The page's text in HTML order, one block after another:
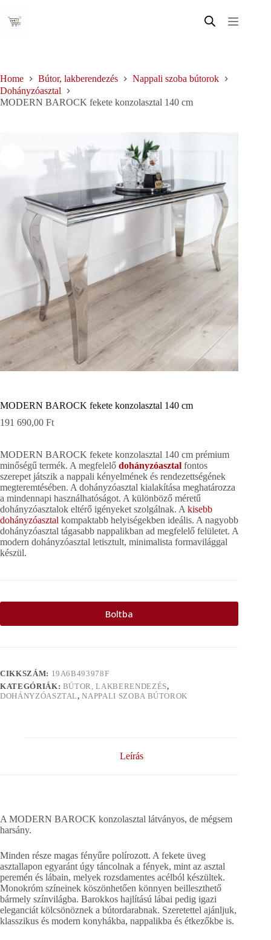
content
Home Bútor, lakberendezés
Nappali szoba bútorok
Dohányzóasztal
MODERN BAROCK fekete konzolasztal 140 cm
MODERN BAROCK fekete konzolasztal 140 cm
191 690,00 Ft
MODERN BAROCK fekete konzolasztal 140 cm prémium
minőségű termék. A megfelelő dohányzóasztal fontos
szerepet játszik a nappali kényelmének és rendezettségének
megteremtésében. A dohányzóasztal kialakítása meghatározza
a mindennapi használhatóságot. A különböző méretű
dohányzóasztalok eltérő igényeket szolgálnak. A kisebb
dohányzóasztal kompaktabb helyiségekben ideális. A nagyobb
dohányzóasztal tágasabb nappalikban ad megfelelő felületet. A
modern dohányzóasztal letisztult, minimalista formavilággal
készül.
Boltba
CIKKSZÁM: 19A6B493978F
KATEGÓRIÁK: BÚTOR, LAKBERENDEZÉS,
DOHÁNYZÓASZTAL,NAPPALI SZOBA BÚTOROK
Leírás
A MODERN BAROCK konzolasztal látványos, de mégsem
harsány.
Minden része magas fényűre polírozott. A fekete üveg
asztallapon egyaránt úgy táncolnak a fények, mint az asztal
peremén és lábain, melyek rozsdamentes acélból készültek.
Monokróm színeinek köszönhetően könnyen beilleszthető
bármely színvilágba. Barokkos hajlítású lábai pedig igazi
eleganciát kölcsönöznek a bútordarabnak. Szeretettel ajánljuk,
klasszikus és modern konyhákba, nappalikba és étkezőkbe is.